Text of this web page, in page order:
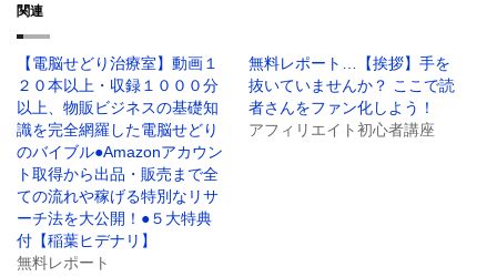
t
e
r
で
共
有
(
新
し
い
ウ
ィ
ン
ド
ウ
で
開
関連
【電脳せどり治療室】動画１
２０本以上・収録１０００分
以上、物販ビジネスの基礎知
識を完全網羅した電脳せどり
のバイブル●Amazonアカウン
ト取得から出品・販売まで全
ての流れや稼げる特別なリサ
ーチ法を大公開！●５大特典
付【稲葉ヒデナリ】
無料レポート
無料レポート…【挨拶】手を
抜いていませんか？ ここで読
者さんをファン化しよう！
アフィリエイト初心者講座